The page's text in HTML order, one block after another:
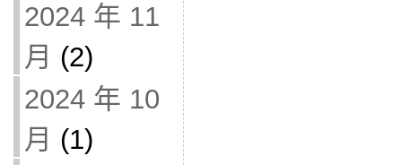
2024 年 11
月 (2)
2024 年 10
月 (1)